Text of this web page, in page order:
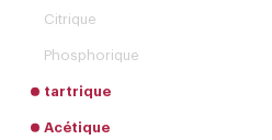
Citrique
Phosphorique
tartrique
Acétique